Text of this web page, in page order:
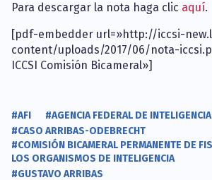
Para descargar la nota haga clic aquí.
[pdf-embedder url=»http://iccsi-
content/uploads/2017/06/nota-
ICCSI Comisión Bicameral»]
#AFI
#AGENCIA FEDERAL DE INTELIGENCIA
#CASO ARRIBAS-ODEBRECHT
#COMISIÓN BICAMERAL PERMANENTE DE
LOS ORGANISMOS DE INTELIGENCIA
#GUSTAVO ARRIBAS